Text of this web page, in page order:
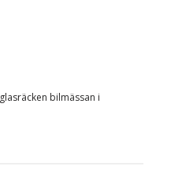
glasräcken bilmässan i